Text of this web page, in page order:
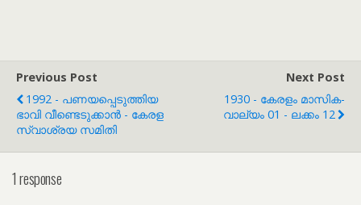
Previous Post
1992 - പണയപ്പെടുത്തിയ
ഭാവി വീണ്ടെടുക്കാൻ - കേരള
സ്വാശ്രയ സമിതി
Next Post
1930 - കേരളം മാസിക-
വാല്യം 01 - ലക്കം 12
1 response